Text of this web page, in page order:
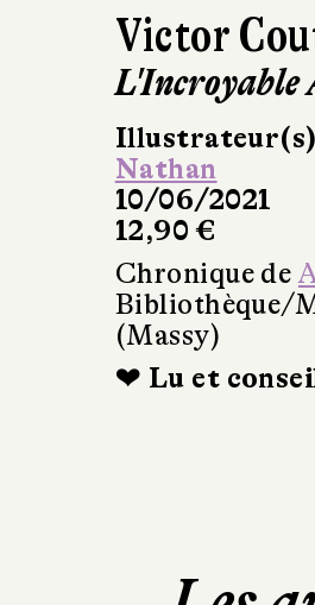
Victor
L'Incroyable
Nathan
10/06/2021
12,90 €
Chronique de
Bibliothèque/
(Massy)
❤ Lu et